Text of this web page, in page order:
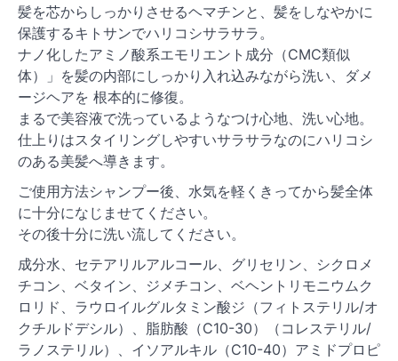
髪を芯からしっかりさせるヘマチンと、髪をしなやかに
保護するキトサンでハリコシサラサラ。
ナノ化したアミノ酸系エモリエント成分（CMC類似
体）」を髪の内部にしっかり入れ込みながら洗い、ダメ
ージヘアを 根本的に修復。
まるで美容液で洗っているようなつけ心地、洗い心地。
仕上りはスタイリングしやすいサラサラなのにハリコシ
のある美髪へ導きます。
ご使用方法シャンプー後、水気を軽くきってから髪全体
に十分になじませてください。
その後十分に洗い流してください。
成分水、セテアリルアルコール、グリセリン、シクロメ
チコン、ベタイン、ジメチコン、ベヘントリモニウムク
ロリド、ラウロイルグルタミン酸ジ（フィトステリル/オ
クチルドデシル）、脂肪酸（C10-30）（コレステリル/
ラノステリル）、イソアルキル（C10-40）アミドプロピ